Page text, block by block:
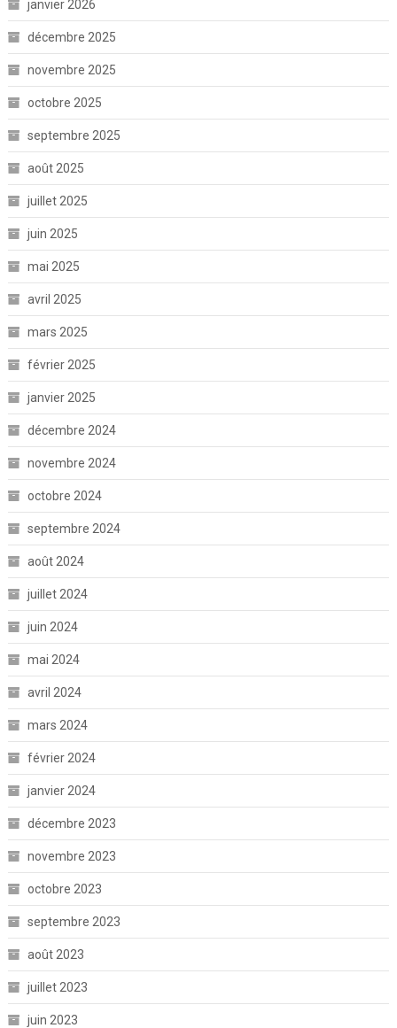
janvier 2026
décembre 2025
novembre 2025
octobre 2025
septembre 2025
août 2025
juillet 2025
juin 2025
mai 2025
avril 2025
mars 2025
février 2025
janvier 2025
décembre 2024
novembre 2024
octobre 2024
septembre 2024
août 2024
juillet 2024
juin 2024
mai 2024
avril 2024
mars 2024
février 2024
janvier 2024
décembre 2023
novembre 2023
octobre 2023
septembre 2023
août 2023
juillet 2023
juin 2023